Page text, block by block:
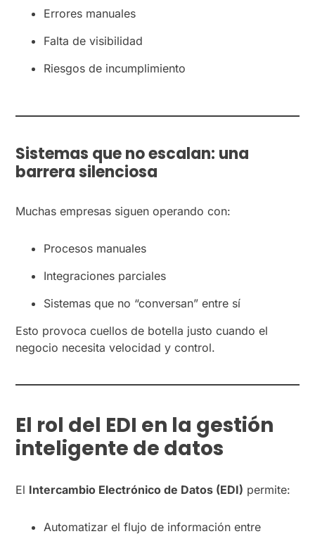
Errores manuales
Falta de visibilidad
Riesgos de incumplimiento
Sistemas que no escalan: una
barrera silenciosa
Muchas empresas siguen operando con:
Procesos manuales
Integraciones parciales
Sistemas que no “conversan” entre sí
Esto provoca cuellos de botella justo cuando el
negocio necesita velocidad y control.
El rol del EDI en la gestión
inteligente de datos
El Intercambio Electrónico de Datos (EDI) permite:
Automatizar el flujo de información entre